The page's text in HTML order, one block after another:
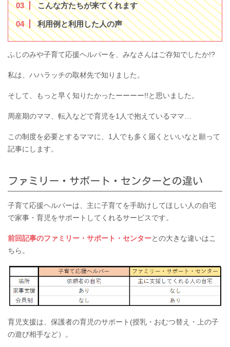
3 こんな方たちが来てくれます
4 利用例と利用した人の声
ふじのみや子育て応援ヘルパーを、みなさんはご存知でしたか!?
私は、ハハラッチの取材先で知りました。
そして、もっと早く知りたかったーーーー!!と思いました。
周産期のママ、転入などで育児を1 人で抱えているママ…
この制度を必要とするママに、 1 人でも多く届くといいなと願って
記事にします。
ファミリー・サポート・センターとの違い
子育て応援ヘルパーは、主に子育てを手助けしてほしい人の自宅
で家事・育児をサポートしてくれるサービスです。
前回記事のファミリー・サポート・センターとの大きな違いはこ
ちら。
育児支援は、保護者の育児のサポート (授乳・おむつ替え・上の子
の遊び相手など）。